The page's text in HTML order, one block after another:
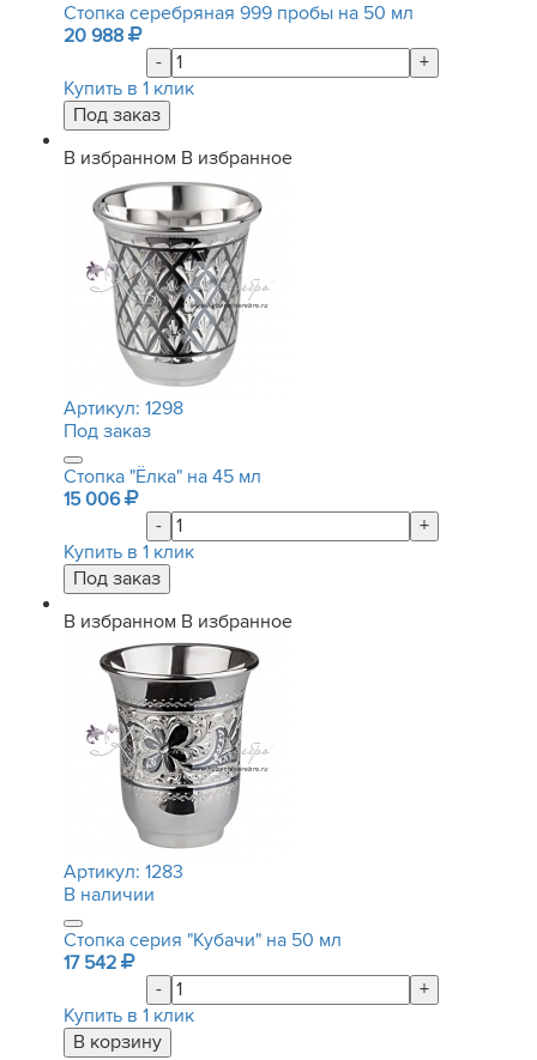
Стопка серебряная 999 пробы на 50 мл
20 988
-
+
Купить в 1 клик
В избранном В избранное
Артикул: 1298
Под заказ
Стопка "Ёлка" на 45 мл
15 006
-
+
Купить в 1 клик
В избранном В избранное
Артикул: 1283
В наличии
Стопка серия "Кубачи" на 50 мл
17 542
-
+
Купить в 1 клик